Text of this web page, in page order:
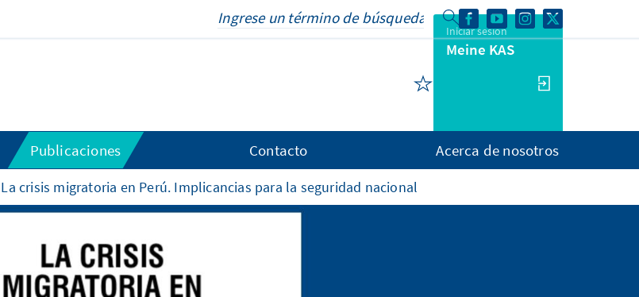
Iniciar sesión
Meine KAS
Publicaciones Contacto Acerca de nosotros
La crisis migratoria en Perú. Implicancias para la seguridad nacional